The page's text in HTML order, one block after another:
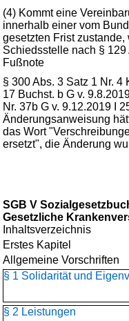
(4) Kommt eine
innerhalb einer vom
gesetzten Frist
Schiedsstelle nach § 129
Fußnote
§ 300 Abs. 3 Satz 1 Nr. 4
17 Buchst. b G v.
Nr. 37b G v. 9.12.2019 I
Änderungsanweisung
das Wort
ersetzt", die Änderung
SGB V
Gesetzliche
Inhaltsverzeichnis
Erstes Kapitel
Allgemeine Vorschriften
§ 1 Solidarität und
§ 2 Leistungen